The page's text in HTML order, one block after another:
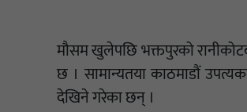
मौसम खुलेपछि भक्तपुरको
छ । सामान्यतया काठमाडौं
देखिने गरेका छन् ।